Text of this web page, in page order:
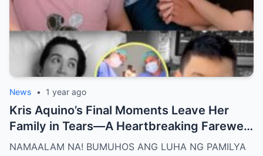
News • 1 year ago
Kris Aquino’s Final Moments Leave Her
Family in Tears—A Heartbreaking Farewell
That Shocks the Entire Nation as the Truth
NAMAALAM NA! BUMUHOS ANG LUHA NG PAMILYA